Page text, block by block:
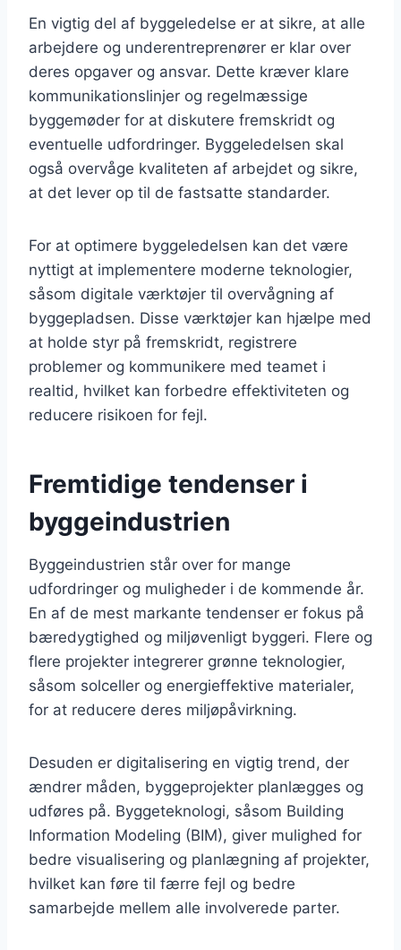
En vigtig del af byggeledelse er at sikre, at alle
arbejdere og underentreprenører er klar over
deres opgaver og ansvar. Dette kræver klare
kommunikationslinjer og regelmæssige
byggemøder for at diskutere fremskridt og
eventuelle udfordringer. Byggeledelsen skal
også overvåge kvaliteten af arbejdet og sikre,
at det lever op til de fastsatte standarder.
For at optimere byggeledelsen kan det være
nyttigt at implementere moderne teknologier,
såsom digitale værktøjer til overvågning af
byggepladsen. Disse værktøjer kan hjælpe med
at holde styr på fremskridt, registrere
problemer og kommunikere med teamet i
realtid, hvilket kan forbedre effektiviteten og
reducere risikoen for fejl.
Fremtidige tendenser i
byggeindustrien
Byggeindustrien står over for mange
udfordringer og muligheder i de kommende år.
En af de mest markante tendenser er fokus på
bæredygtighed og miljøvenligt byggeri. Flere og
flere projekter integrerer grønne teknologier,
såsom solceller og energieffektive materialer,
for at reducere deres miljøpåvirkning.
Desuden er digitalisering en vigtig trend, der
ændrer måden, byggeprojekter planlægges og
udføres på. Byggeteknologi, såsom Building
Information Modeling (BIM), giver mulighed for
bedre visualisering og planlægning af projekter,
hvilket kan føre til færre fejl og bedre
samarbejde mellem alle involverede parter.